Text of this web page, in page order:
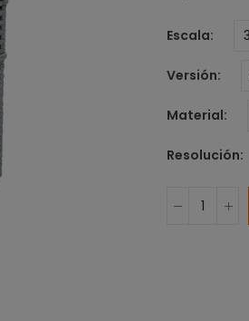
Escala
Versión
Material
Resolución